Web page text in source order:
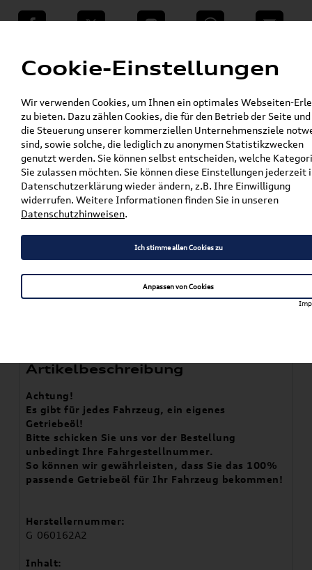
teilen Twitter Instagram WhatsApp E-Mail
VW Shop - VW Originalteile und Zubehör »
Audi Produkte » Audi Original Zubehör »
Pflege, Flüssigkeiten, Lackstifte u. Spraydosen
» Flüssigkeiten »
Original Audi, VW ATF Getriebeöl für
Achsantrieb 1L (Beschreibung beachten!) G
060162A2
Getriebeöl für Achsantrieb
1L (Beschreibung beachten!)
G 060162A2
Artikelbeschreibung
Achtung!
Es gibt für jedes Fahrzeug, ein eigenes
Getriebeöl!
Bitte schicken Sie uns vor der Bestellung
unbedingt Ihre Fahrgestellnummer.
So können wir gewährleisten, dass Sie das 100%
passende Getriebeöl für Ihr Fahrzeug bekommen!
Herstellernummer:
G 060162A2
Inhalt:
Cookie-Einstellungen
Wir verwenden Cookies, um Ihnen ein optimales Webseiten-
zu bieten. Dazu zählen Cookies, die für den Betrieb der Seite
die Steuerung unserer kommerziellen Unternehmensziele
sind, sowie solche, die lediglich zu anonymen Statistikzwecken
genutzt werden. Sie können selbst entscheiden, welche
Sie zulassen möchten. Sie können diese Einstellungen jederzeit
Datenschutzerklärung wieder ändern, z.B. Ihre Einwilligung
widerrufen. Weitere Informationen finden Sie in unseren
Datenschutzhinweisen.
Ich stimme allen Cookies zu
Anpassen von Cookies